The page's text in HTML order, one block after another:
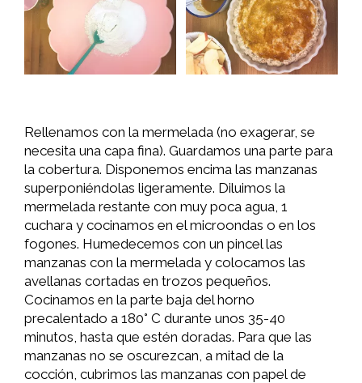
Rellenamos con la mermelada (no exagerar, se
necesita una capa fina). Guardamos una parte para
la cobertura. Disponemos encima las manzanas
superponiéndolas ligeramente. Diluimos la
mermelada restante con muy poca agua, 1
cuchara y cocinamos en el microondas o en los
fogones. Humedecemos con un pincel las
manzanas con la mermelada y colocamos las
avellanas cortadas en trozos pequeños.
Cocinamos en la parte baja del horno
precalentado a 180° C durante unos 35-40
minutos, hasta que estén doradas. Para que las
manzanas no se oscurezcan, a mitad de la
cocción, cubrimos las manzanas con papel de